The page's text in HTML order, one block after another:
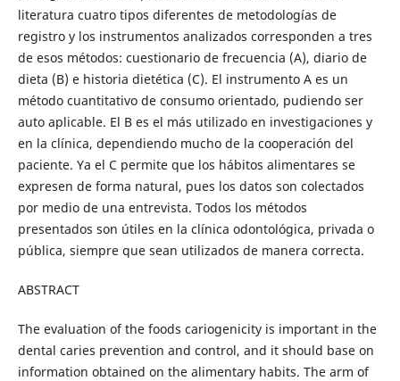
literatura cuatro tipos diferentes de metodologías de
registro y los instrumentos analizados corresponden a tres
de esos métodos: cuestionario de frecuencia (A), diario de
dieta (B) e historia dietética (C). El instrumento A es un
método cuantitativo de consumo orientado, pudiendo ser
auto aplicable. El B es el más utilizado en investigaciones y
en la clínica, dependiendo mucho de la cooperación del
paciente. Ya el C permite que los hábitos alimentares se
expresen de forma natural, pues los datos son colectados
por medio de una entrevista. Todos los métodos
presentados son útiles en la clínica odontológica, privada o
pública, siempre que sean utilizados de manera correcta.
ABSTRACT
The evaluation of the foods cariogenicity is important in the
dental caries prevention and control, and it should base on
information obtained on the alimentary habits. The arm of